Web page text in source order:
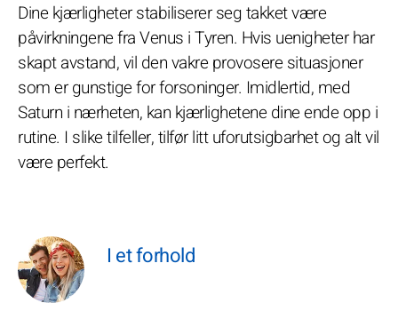
Dine kjærligheter stabiliserer seg takket være
påvirkningene fra Venus i Tyren. Hvis uenigheter har
skapt avstand, vil den vakre provosere situasjoner
som er gunstige for forsoninger. Imidlertid, med
Saturn i nærheten, kan kjærlighetene dine ende opp i
rutine. I slike tilfeller, tilfør litt uforutsigbarhet og alt vil
være perfekt.
I et forhold